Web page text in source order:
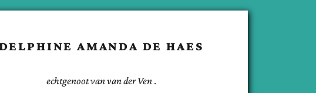
AMANDA DE HAES
echtgenoot vanvan der Ven .